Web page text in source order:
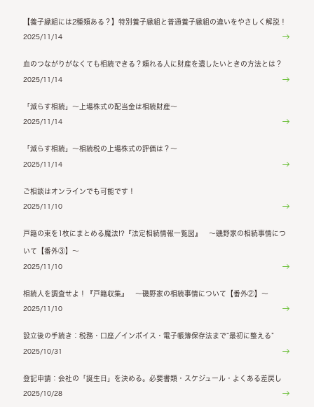
【養子縁組には2種類ある？】特別養子縁組と普通養子縁組の違いをやさしく解説！
2025/11/14
血のつながりがなくても相続できる？頼れる人に財産を遺したいときの方法とは？
2025/11/14
「減らす相続」～上場株式の配当金は相続財産～
2025/11/14
「減らす相続」～相続税の上場株式の評価は？～
2025/11/14
ご相談はオンラインでも可能です！
2025/11/10
戸籍の束を1枚にまとめる魔法!?『法定相続情報一覧図』 ～磯野家の相続事情につ
いて【番外③】～
2025/11/10
相続人を調査せよ！『戸籍収集』 ～磯野家の相続事情について【番外②】～
2025/11/10
設立後の手続き：税務・口座／インボイス・電子帳簿保存法まで“最初に整える”
2025/10/31
登記申請：会社の「誕生日」を決める。必要書類・スケジュール・よくある差戻し
2025/10/28